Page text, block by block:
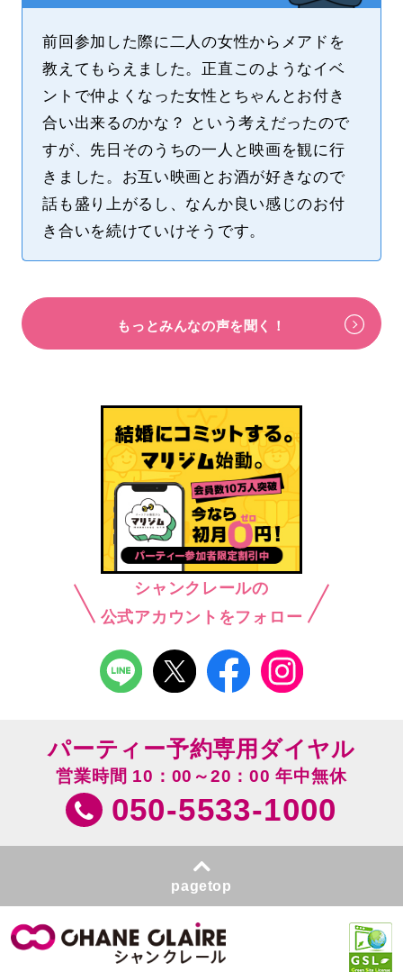
前回参加した際に二人の女性からメアドを
教えてもらえました。正直このようなイベ
ントで仲よくなった女性とちゃんとお付き
合い出来るのかな？ という考えだったので
すが、先日そのうちの一人と映画を観に行
きました。お互い映画とお酒が好きなので
話も盛り上がるし、なんか良い感じのお付
き合いを続けていけそうです。
もっとみんなの声を聞く！
シャンクレールの
公式アカウントをフォロー
パーティー予約専用ダイヤル
営業時間 10：00～20：00 年中無休
050-5533-1000
pagetop